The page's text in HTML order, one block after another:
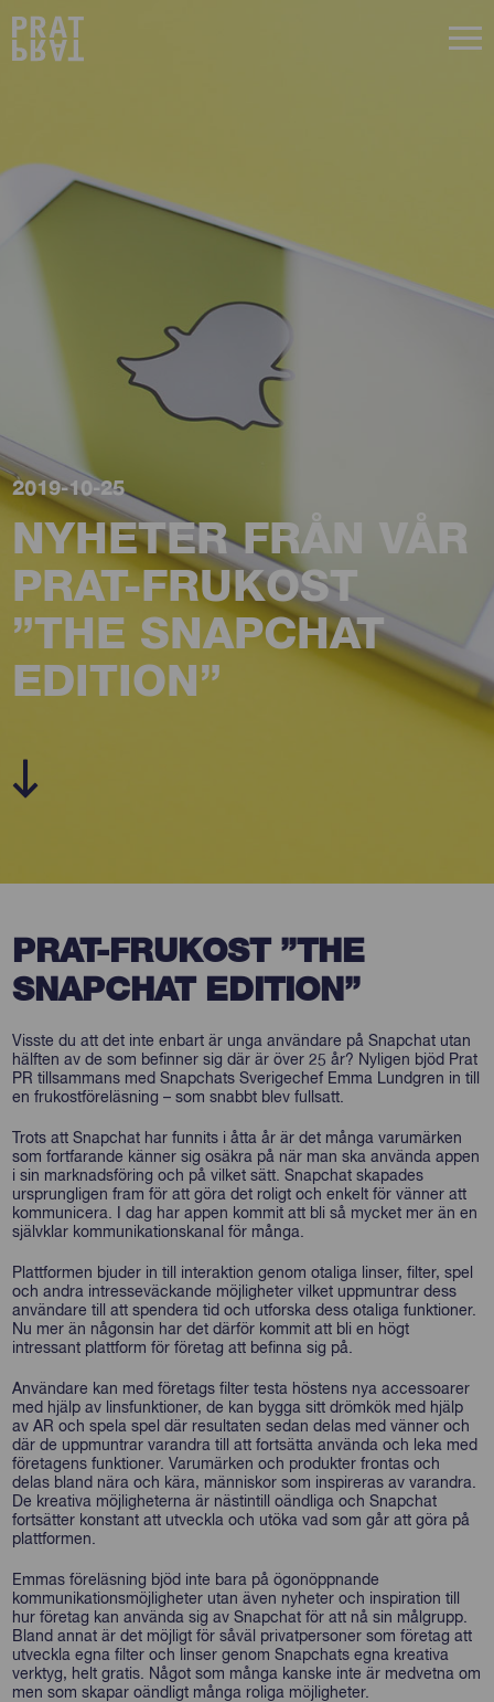
2019-10-25
NYHETER FRÅN VÅR
PRAT-FRUKOST
”THE SNAPCHAT
EDITION”
PRAT-FRUKOST ”THE
SNAPCHAT EDITION”
Visste du att det inte enbart är unga användare på Snapchat utan
hälften av de som befinner sig där är över 25 år? Nyligen bjöd Prat
PR tillsammans med Snapchats Sverigechef Emma Lundgren in till
en frukostföreläsning – som snabbt blev fullsatt.
Trots att Snapchat har funnits i åtta år är det många varumärken
som fortfarande känner sig osäkra på när man ska använda appen
i sin marknadsföring och på vilket sätt. Snapchat skapades
ursprungligen fram för att göra det roligt och enkelt för vänner att
kommunicera. I dag har appen kommit att bli så mycket mer än en
självklar kommunikationskanal för många.
Plattformen bjuder in till interaktion genom otaliga linser, filter, spel
och andra intresseväckande möjligheter vilket uppmuntrar dess
användare till att spendera tid och utforska dess otaliga funktioner.
Nu mer än någonsin har det därför kommit att bli en högt
intressant plattform för företag att befinna sig på.
Användare kan med företags filter testa höstens nya accessoarer
med hjälp av linsfunktioner, de kan bygga sitt drömkök med hjälp
av AR och spela spel där resultaten sedan delas med vänner och
där de uppmuntrar varandra till att fortsätta använda och leka med
företagens funktioner. Varumärken och produkter frontas och
delas bland nära och kära, människor som inspireras av varandra.
De kreativa möjligheterna är nästintill oändliga och Snapchat
fortsätter konstant att utveckla och utöka vad som går att göra på
plattformen.
Emmas föreläsning bjöd inte bara på ögonöppnande
kommunikationsmöjligheter utan även nyheter och inspiration till
hur företag kan använda sig av Snapchat för att nå sin målgrupp.
Bland annat är det möjligt för såväl privatpersoner som företag att
utveckla egna filter och linser genom Snapchats egna kreativa
verktyg, helt gratis. Något som många kanske inte är medvetna om
men som skapar oändligt många roliga möjligheter.